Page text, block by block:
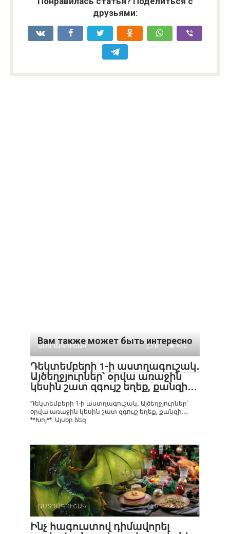
друзьями:
Вам также может быть интересно
ԱՍՏՂԱԳՈՒՇԱԿ 0 470
Դեկտեմբերի 1-ի աստղագուշակ․
Այծեղջյուրներ՝ օրվա առաջին
կեսին շատ զգույշ եղեք, քանզի․․․
Դեկտեմբերի 1-ի աստղագուշակ․ Այծեղջյուրներ՝
օրվա առաջին կեսին շատ զգույշ եղեք, քանզի․․․
**Խոյ**. Այսօր ձեզ
ԱՍՏՂԱԳՈՒՇԱԿ 0 576
Ինչ հագուստով դիմավորել